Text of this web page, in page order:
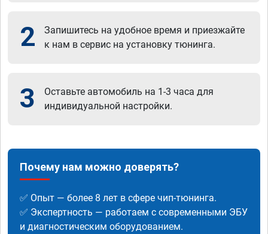
2
Запишитесь на удобное время и приезжайте
к нам в сервис на установку тюнинга.
3
Оставьте автомобиль на 1-3 часа для
индивидуальной настройки.
Почему нам можно доверять?
✅ Опыт — более 8 лет в сфере чип-тюнинга.
✅ Экспертность — работаем с современными ЭБУ
и диагностическим оборудованием.